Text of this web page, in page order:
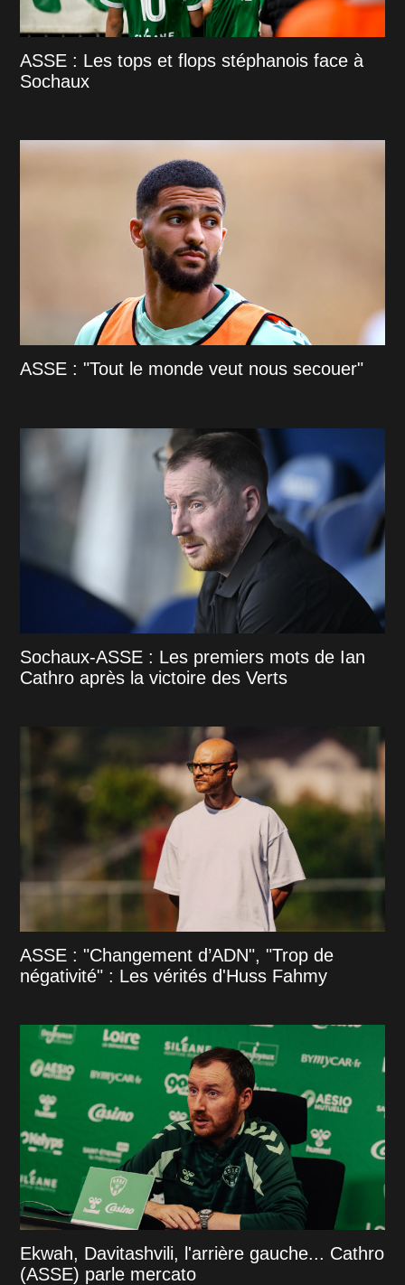
ASSE : Les tops et flops stéphanois face à
Sochaux
ASSE : "Tout le monde veut nous secouer"
Sochaux-ASSE : Les premiers mots de Ian
Cathro après la victoire des Verts
ASSE : "Changement d’ADN", "Trop de
négativité" : Les vérités d'Huss Fahmy
Ekwah, Davitashvili, l'arrière gauche... Cathro
(ASSE) parle mercato